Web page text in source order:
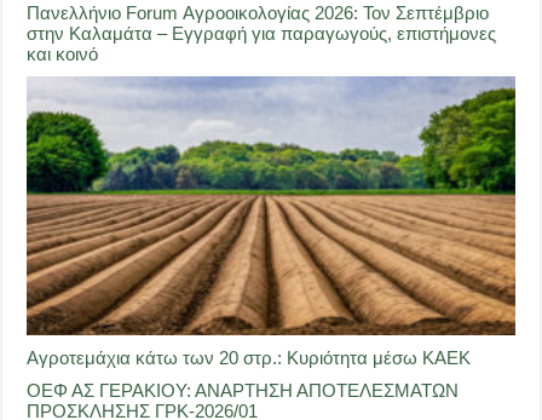
Πανελλήνιο Forum Αγροοικολογίας 2026: Τον Σεπτέμβριο
στην Καλαμάτα – Εγγραφή για παραγωγούς, επιστήμονες
και κοινό
Αγροτεμάχια κάτω των 20 στρ.: Κυριότητα μέσω ΚΑΕΚ
ΟΕΦ ΑΣ ΓΕΡΑΚΙΟΥ: ΑΝΑΡΤΗΣΗ ΑΠΟΤΕΛΕΣΜΑΤΩΝ
ΠΡΟΣΚΛΗΣΗΣ ΓΡΚ-2026/01